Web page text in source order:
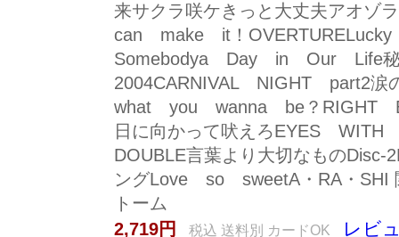
来サクラ咲ケきっと大丈夫アオ
can make it！
Somebodya Day in Our Life
2004CARNIVAL NIGHT part2
what you wanna be？RIGHT
日に向かって吠えろEYES
DOUBLE言葉より大切なものDisc-
ングLove so sweetA・RA・SHI
トーム
2,719円
税込 送料別 カードOK
レビ